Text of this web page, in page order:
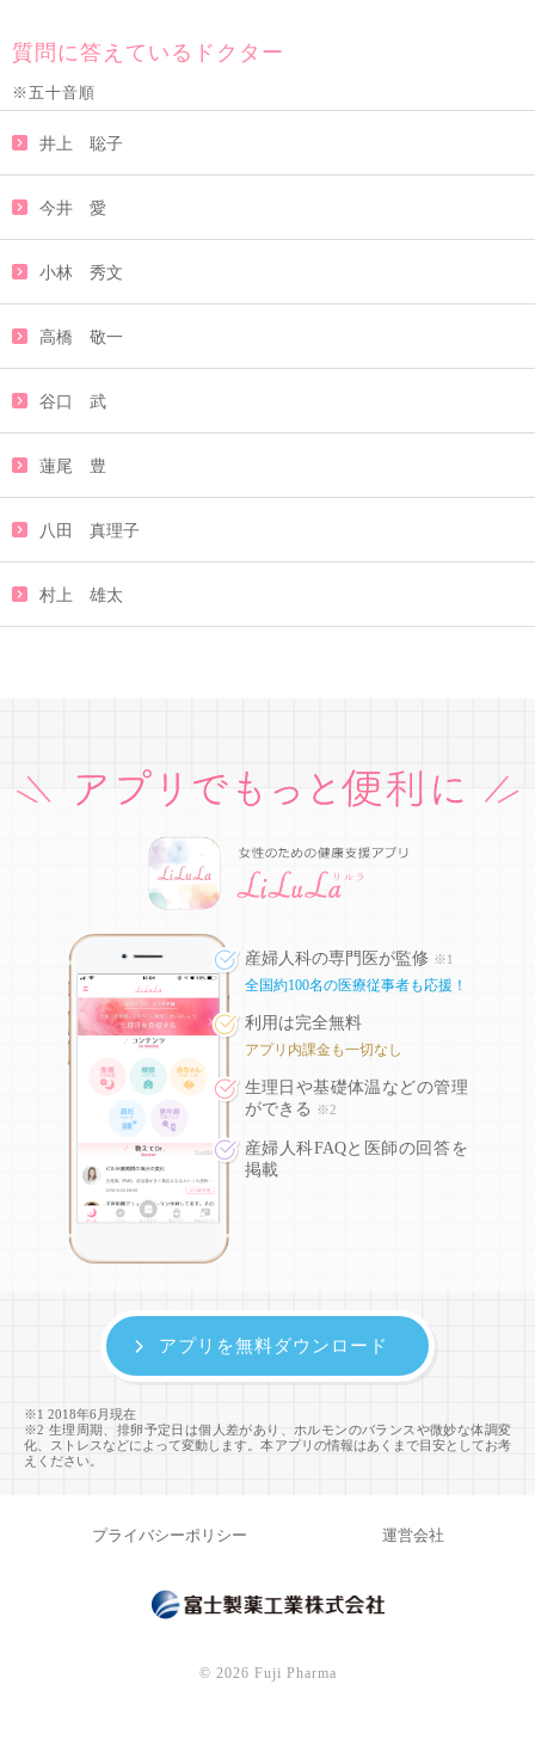
質問に答えているドクター
※五十音順
井上 聡子
今井 愛
小林 秀文
高橋 敬一
谷口 武
蓮尾 豊
八田 真理子
村上 雄太
産婦人科の専門医が監修 ※1
全国約100名の医療従事者も応援！
利用は完全無料
アプリ内課金も一切なし
生理日や基礎体温などの管理
ができる
※2
産婦人科FAQと医師の回答を
掲載
※1 2018年6月現在
※2 生理周期、排卵予定日は個人差があり、ホルモンのバランスや微妙な体調変
化、ストレスなどによって変動します。本アプリの情報はあくまで目安としてお考
えください。
アプリを無料ダウンロード
プライバシーポリシー 運営会社
© 2026 Fuji Pharma